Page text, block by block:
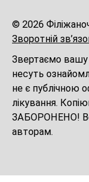
© 2026
Зворотній
Звертаємо вашу
несуть
не є публічною
лікування.
ЗАБОРОНЕНО!
авторам.